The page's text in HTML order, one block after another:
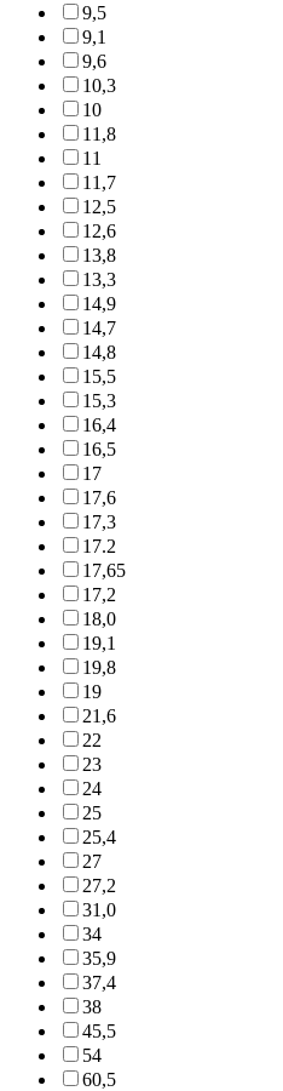
9,5
9,1
9,6
10,3
10
11,8
11
11,7
12,5
12,6
13,8
13,3
14,9
14,7
14,8
15,5
15,3
16,4
16,5
17
17,6
17,3
17.2
17,65
17,2
18,0
19,1
19,8
19
21,6
22
23
24
25
25,4
27
27,2
31,0
34
35,9
37,4
38
45,5
54
60,5